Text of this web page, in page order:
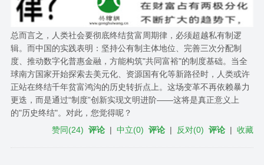
总而言之，人类社会要彻底终结贫富周期律，必须超越私有制逻
辑。而中国的实践表明：坚持公有制主体地位、完善三次分配制
度、推动数字化普惠金融，方能构筑"共同富裕"的制度基础。当全
球南方国家开始探索去美元化、资源国有化等新路径时，人类或许
正站在终结千年贫富鸿沟的历史转折点上。这场变革不再依赖暴力
更迭，而是通过“制度”创新实现文明进阶——这将是真正意义上
的"历史终结"。对此，您觉得呢？
赞同(24) 评论 |中立(0) 评论 | 反对(0) 评论 |收藏